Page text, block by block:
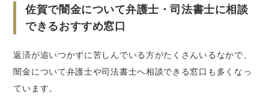
佐賀で闇金について弁護士・司法書士に相談
できるおすすめ窓口
返済が追いつかずに苦しんでいる方がたくさんいるなかで、
闇金について弁護士や司法書士へ相談できる窓口も多くなっ
ています。